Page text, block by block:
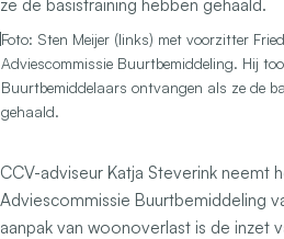
Foto: Sten Meijer (links) met voorzitter
Adviescommissie Buurtbemiddeling. Hij
Buurtbemiddelaars ontvangen als ze de
gehaald.
CCV-adviseur Katja Steverink neemt
Adviescommissie Buurtbemiddeling
aanpak van woonoverlast is de inzet